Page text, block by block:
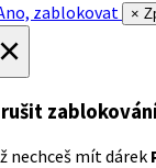
zablokovat
×
nechceš mít dárek